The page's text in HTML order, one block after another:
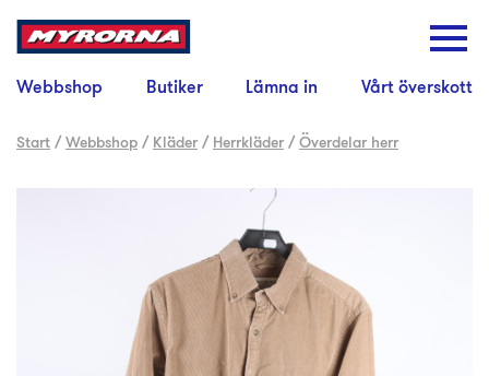
Webbshop Butiker Lämna in Vårt överskott
Start /Webbshop / Kläder / Herrkläder /Överdelar herr